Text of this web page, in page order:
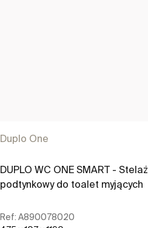
Duplo One
DUPLO WC ONE SMART - Stelaż
podtynkowy do toalet myjących
Ref: A890078020